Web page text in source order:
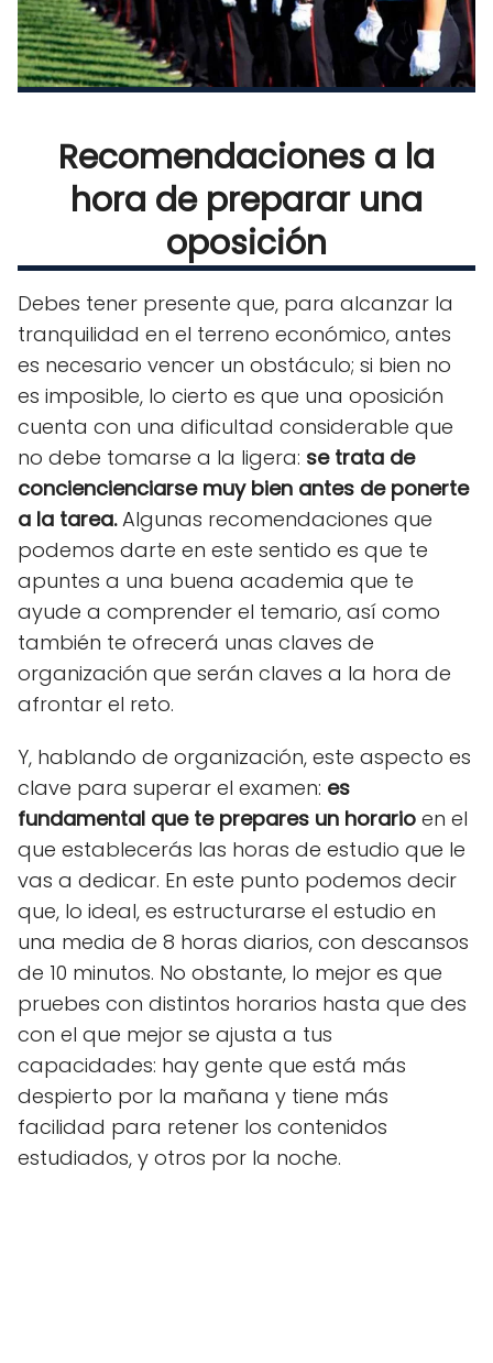
Recomendaciones a la
hora de preparar una
oposición
Debes tener presente que, para alcanzar la
tranquilidad en el terreno económico, antes
es necesario vencer un obstáculo; si bien no
es imposible, lo cierto es que una oposición
cuenta con una dificultad considerable que
no debe tomarse a la ligera: se trata de
conciencienciarse muy bien antes de ponerte
a la tarea.Algunas recomendaciones que
podemos darte en este sentido es que te
apuntes a una buena academia que te
ayude a comprender el temario, así como
también te ofrecerá unas claves de
organización que serán claves a la hora de
afrontar el reto.
Y, hablando de organización, este aspecto es
clave para superar el examen: es
fundamental que te prepares un horario en el
que establecerás las horas de estudio que le
vas a dedicar. En este punto podemos decir
que, lo ideal, es estructurarse el estudio en
una media de 8 horas diarios, con descansos
de 10 minutos. No obstante, lo mejor es que
pruebes con distintos horarios hasta que des
con el que mejor se ajusta a tus
capacidades: hay gente que está más
despierto por la mañana y tiene más
facilidad para retener los contenidos
estudiados, y otros por la noche.